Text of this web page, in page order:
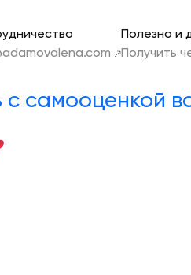
Полезно и
Получить
самооценкой